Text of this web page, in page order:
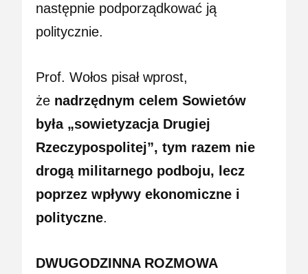
następnie podporządkować ją
politycznie.
Prof. Wołos pisał wprost,
że nadrzędnym celem Sowietów
była „sowietyzacja Drugiej
Rzeczypospolitej”, tym razem nie
drogą militarnego podboju, lecz
poprzez wpływy ekonomiczne i
polityczne.
DWUGODZINNA ROZMOWA